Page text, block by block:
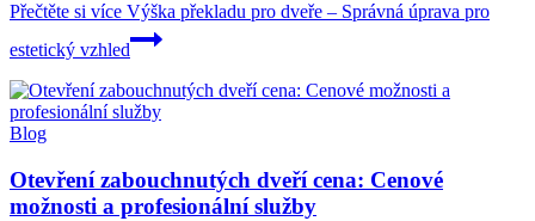
Přečtěte si více Výška překladu pro dveře – Správná úprava pro
estetický vzhled
Blog
Otevření zabouchnutých dveří cena: Cenové
možnosti a profesionální služby